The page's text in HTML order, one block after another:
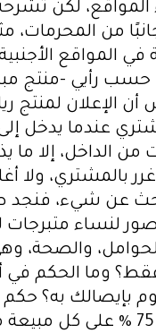
من المحرمات،
بصفة عامة في
الإعلان لمنتج
عندما يدخل
من الداخل، إلا
بالمشتري، ولا
بصفة عامة ندخل
لنساء متبرجات
الحوامل،
وما الحكم في
به؟ حكم
العمولة نسبة من الثمن ؟ هل النسبة